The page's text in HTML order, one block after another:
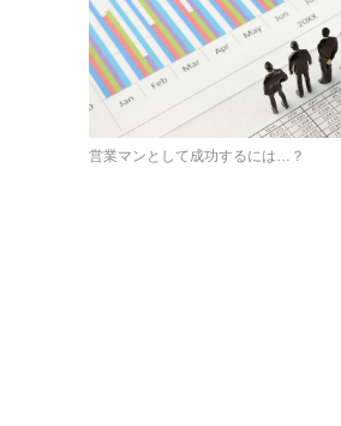
営業マンとして成功するには…？